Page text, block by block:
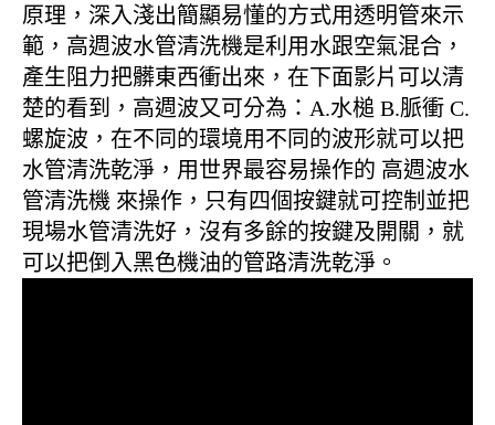
原理，深入淺出簡顯易懂的方式用透明管來示
範，高週波水管清洗機是利用水跟空氣混合，
產生阻力把髒東西衝出來，在下面影片可以清
楚的看到，高週波又可分為：A.水槌 B.脈衝 C.
螺旋波，在不同的環境用不同的波形就可以把
水管清洗乾淨，用世界最容易操作的 高週波水
管清洗機 來操作，只有四個按鍵就可控制並把
現場水管清洗好，沒有多餘的按鍵及開關，就
可以把倒入黑色機油的管路清洗乾淨。